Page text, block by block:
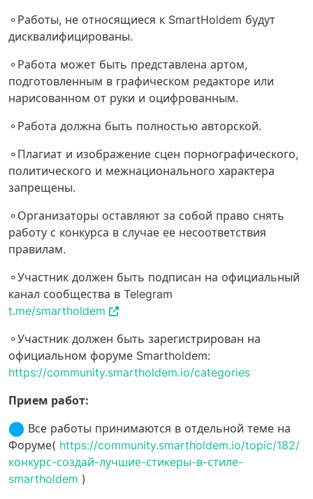
⚬Работы, не относящиеся к SmartHoldem будут
дисквалифицированы.
⚬Работа может быть представлена артом,
подготовленным в графическом редакторе или
нарисованном от руки и оцифрованным.
⚬Работа должна быть полностью авторской.
⚬Плагиат и изображение сцен порнографического,
политического и межнационального характера
запрещены.
⚬Организаторы оставляют за собой право снять
работу с конкурса в случае ее несоответствия
правилам.
⚬Участник должен быть подписан на официальный
канал сообщества в Telegram
t.me/smartholdem
⚬Участник должен быть зарегистрирован на
официальном форуме Smartholdem:
https://community.smartholdem.io/categories
Прием работ:
Все работы принимаются в отдельной теме на
Форуме( https://community.smartholdem.io/topic/182/
конкурс-создай-лучшие-стикеры-в-стиле-
smartholdem )